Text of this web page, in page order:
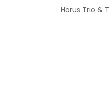
Horus Trio &